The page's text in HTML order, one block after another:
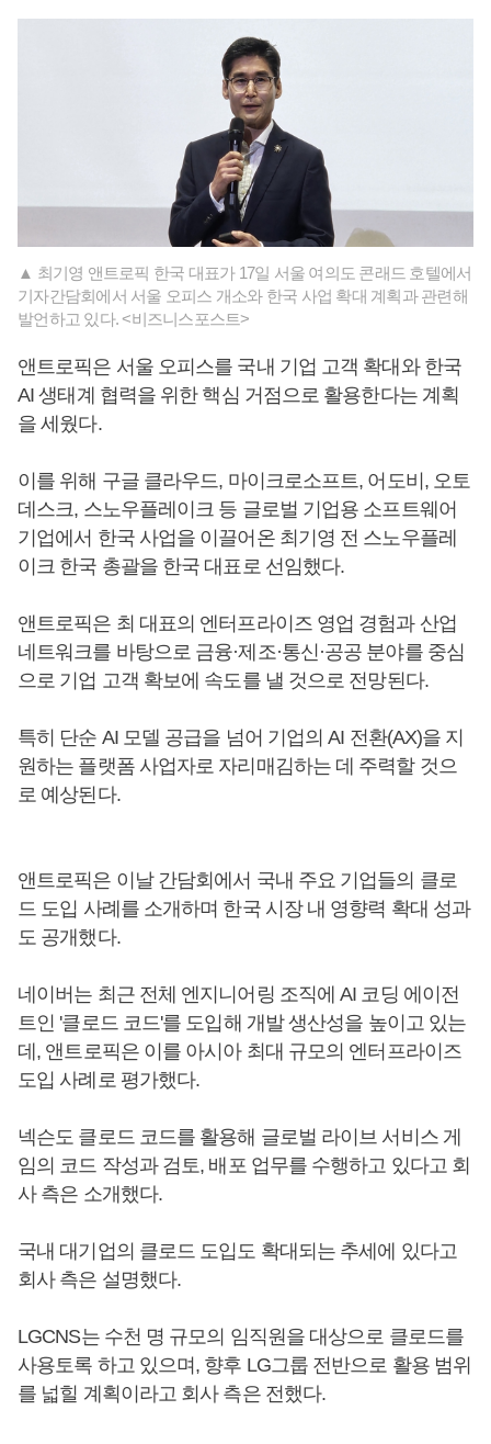
▲ 최기영 앤트로픽 한국 대표가 17일 서울 여의도 콘래드 호텔에서
기자간담회에서 서울 오피스 개소와 한국 사업 확대 계획과 관련해
발언하고 있다. <비즈니스포스트>
앤트로픽은 서울 오피스를 국내 기업 고객 확대와 한국
AI 생태계 협력을 위한 핵심 거점으로 활용한다는 계획
을 세웠다.
이를 위해 구글 클라우드, 마이크로소프트, 어도비, 오토
데스크, 스노우플레이크 등 글로벌 기업용 소프트웨어
기업에서 한국 사업을 이끌어온 최기영 전 스노우플레
이크 한국 총괄을 한국 대표로 선임했다.
앤트로픽은 최 대표의 엔터프라이즈 영업 경험과 산업
네트워크를 바탕으로 금융·제조·통신·공공 분야를 중심
으로 기업 고객 확보에 속도를 낼 것으로 전망된다.
특히 단순 AI 모델 공급을 넘어 기업의 AI 전환(AX)을 지
원하는 플랫폼 사업자로 자리매김하는 데 주력할 것으
로 예상된다.
앤트로픽은 이날 간담회에서 국내 주요 기업들의 클로
드 도입 사례를 소개하며 한국 시장 내 영향력 확대 성과
도 공개했다.
네이버는 최근 전체 엔지니어링 조직에 AI 코딩 에이전
트인 '클로드 코드'를 도입해 개발 생산성을 높이고 있는
데, 앤트로픽은 이를 아시아 최대 규모의 엔터프라이즈
도입 사례로 평가했다.
넥슨도 클로드 코드를 활용해 글로벌 라이브 서비스 게
임의 코드 작성과 검토, 배포 업무를 수행하고 있다고 회
사 측은 소개했다.
국내 대기업의 클로드 도입도 확대되는 추세에 있다고
회사 측은 설명했다.
LGCNS는 수천 명 규모의 임직원을 대상으로 클로드를
사용토록 하고 있으며, 향후 LG그룹 전반으로 활용 범위
를 넓힐 계획이라고 회사 측은 전했다.